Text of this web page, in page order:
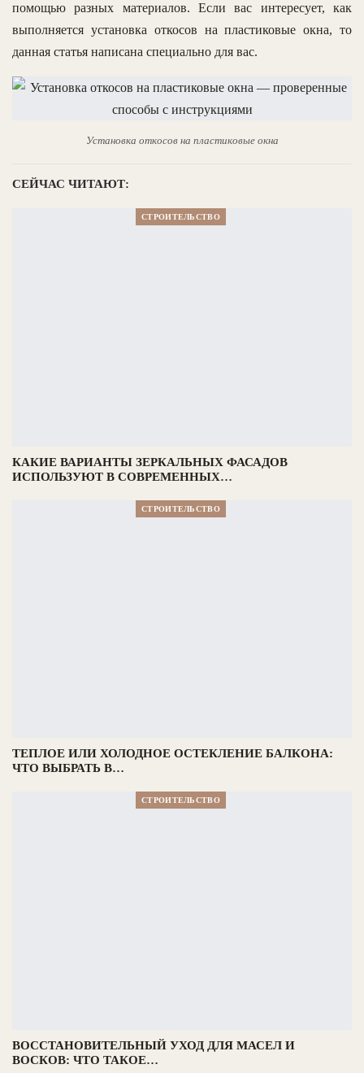
помощью разных материалов. Если вас интересует, как
выполняется установка откосов на пластиковые окна, то
данная статья написана специально для вас.
Установка откосов на пластиковые окна
СЕЙЧАС ЧИТАЮТ:
СТРОИТЕЛЬСТВО
КАКИЕ ВАРИАНТЫ ЗЕРКАЛЬНЫХ ФАСАДОВ
ИСПОЛЬЗУЮТ В СОВРЕМЕННЫХ…
СТРОИТЕЛЬСТВО
ТЕПЛОЕ ИЛИ ХОЛОДНОЕ ОСТЕКЛЕНИЕ БАЛКОНА:
ЧТО ВЫБРАТЬ В…
СТРОИТЕЛЬСТВО
ВОССТАНОВИТЕЛЬНЫЙ УХОД ДЛЯ МАСЕЛ И
ВОСКОВ: ЧТО ТАКОЕ…